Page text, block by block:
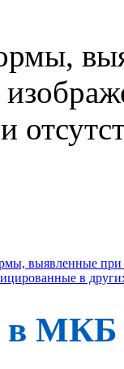
выявленные при
в
в